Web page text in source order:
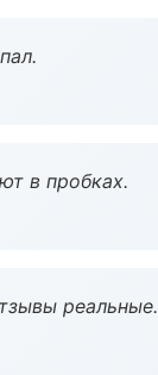
в пробках.
реальные.